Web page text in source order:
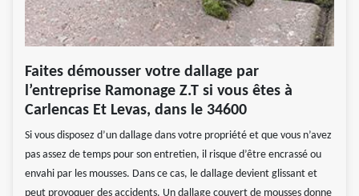
Faites démousser votre dallage par
l’entreprise Ramonage Z.T si vous êtes à
Carlencas Et Levas, dans le 34600
Si vous disposez d’un dallage dans votre propriété et que vous n’avez
pas assez de temps pour son entretien, il risque d’être encrassé ou
envahi par les mousses. Dans ce cas, le dallage devient glissant et
peut provoquer des accidents. Un dallage couvert de mousses donne